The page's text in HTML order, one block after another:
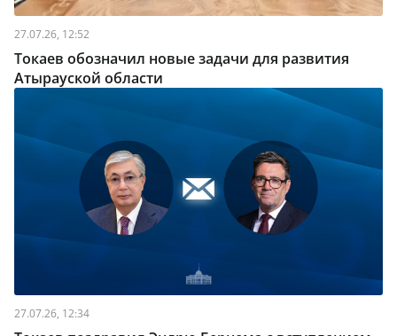
27.07.26, 12:52
Токаев обозначил новые задачи для развития
Атырауской области
27.07.26, 12:34